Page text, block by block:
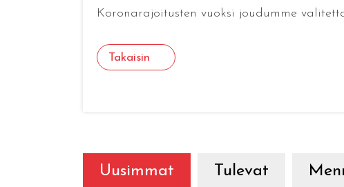
Koronarajoitusten vuoksi joudumme
Takaisin
Uusimmat Tulevat